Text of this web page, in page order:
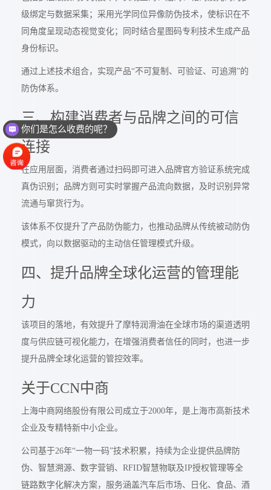
级绑定与数据采集；采用光学同位异像防伪技术，使标识在不
同角度呈现动态视觉变化；同时结合星图码专利技术生成产品
身份标识。
通过上述技术组合，实现产品“不可复制、可验证、可追溯”的
防伪体系。
三、构建消费者与品牌之间的可信
连接
在应用层面，消费者通过扫码即可进入品牌官方验证系统完成
真伪识别；品牌方则可实时掌握产品流向数据，及时识别异常
流通与窜货行为。
该体系不仅提升了产品防伪能力，也推动品牌从传统被动防伪
模式，向以数据驱动的主动信任管理模式升级。
四、提升品牌全球化运营的管理能
力
该项目的落地，有效提升了摩特润滑油在全球市场的渠道透明
度与供应链可视化能力，在增强消费者信任的同时，也进一步
提升品牌全球化运营的管控效率。
关于CCN中商
上海中商网络股份有限公司成立于2000年，是上海市高新技术
企业及专精特新中小企业。
公司基于26年“一物一码”技术积累，持续为企业提供品牌防
伪、智慧溯源、数字营销、RFID智慧物联及IP授权管理等全
链路数字化解决方案，服务涵盖汽车后市场、日化、食品、酒
你们是怎么收费的呢？